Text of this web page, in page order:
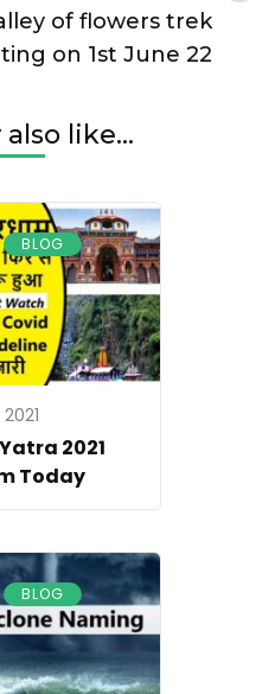
Khachda
drain,
stones
the
hill,
passengers
going
to
Badrinath
stopped
of flowers trek
on 1st June 22
like...
BLOG
2021
Today
BLOG